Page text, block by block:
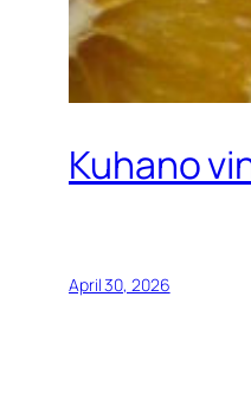
Kuhano
April 30, 2026